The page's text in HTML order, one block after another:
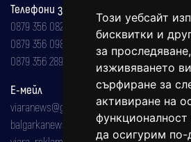
Този уебсайт
бисквитки и
за
изживяването
сърфиране за
активиране на
функционалност
да осигурим по-
Телефони за реклама и абонаменти
0879 356 082
0879 356 098
0879 356 289
Е-мейл
viaranews@gmail.com
balgarkanews@gmail.com